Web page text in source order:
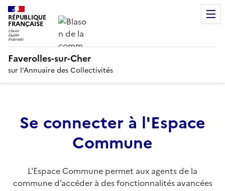
RÉPUBLIQUE
FRANÇAISE
Faverolles-sur-Cher
sur l’Annuaire des Collectivités
Se connecter à l'Espace
Commune
L'Espace Commune permet aux agents de la
commune d’accéder à des fonctionnalités avancées